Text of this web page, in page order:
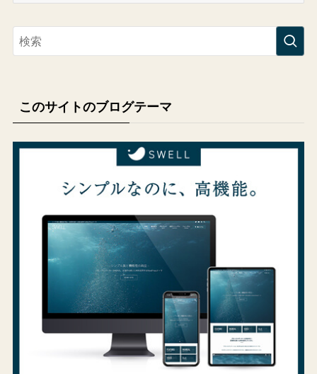
リ
ー
このサイトのブログテーマ